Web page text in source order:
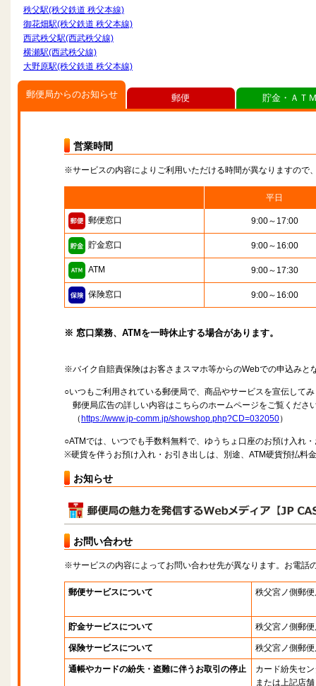
秩父駅(秩父鉄道 秩父本線)
御花畑駅(秩父鉄道 秩父本線)
西武秩父駅(西武秩父線)
横瀬駅(西武秩父線)
大野原駅(秩父鉄道 秩父本線)
郵便局からのお知らせ
営業時間
※サービスの内容によりご利用いただける時間が異なりますので
平日
郵便窓口 9:00～17:00
貯金窓口 9:00～16:00
ATM 9:00～17:30
保険窓口 9:00～16:00
※ 窓口業務、ATMを一時休止する場合があります。
※バイク自賠責保険はお客さまスマホ等からのWebでの申込みと
○いつもご利用されている郵便局で、商品やサービスを宣伝して
郵便局広告の詳しい内容はこちらのホームページをご覧くださ
（ https://www.jp-comm.jp/showshop.php?CD=032050）
○ATMでは、いつでも手数料無料で、ゆうちょ口座のお預け入れ
※硬貨を伴うお預け入れ・お引き出しは、別途、ATM硬貨預払料
お知らせ
お問い合わせ
※サービスの内容によってお問い合わせ先が異なります。お電話
郵便サービスについて 秩父宮ノ側郵
貯金サービスについて 秩父宮ノ側郵
保険サービスについて 秩父宮ノ側郵
通帳やカードの紛失・盗難に伴うお取引の停止
カード紛失セ
または上記店舗
郵便 貯金・ＡＴ